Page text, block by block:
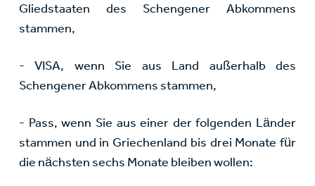
Gliedstaaten des Schengener Abkommens
stammen,
- VISA, wenn Sie aus Land außerhalb des
Schengener Abkommens stammen,
- Pass, wenn Sie aus einer der folgenden Länder
stammen und in Griechenland bis drei Monate für
die nächsten sechs Monate bleiben wollen: